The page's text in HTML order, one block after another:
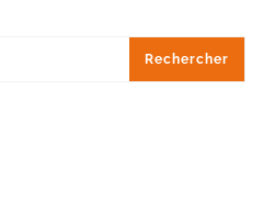
Rechercher